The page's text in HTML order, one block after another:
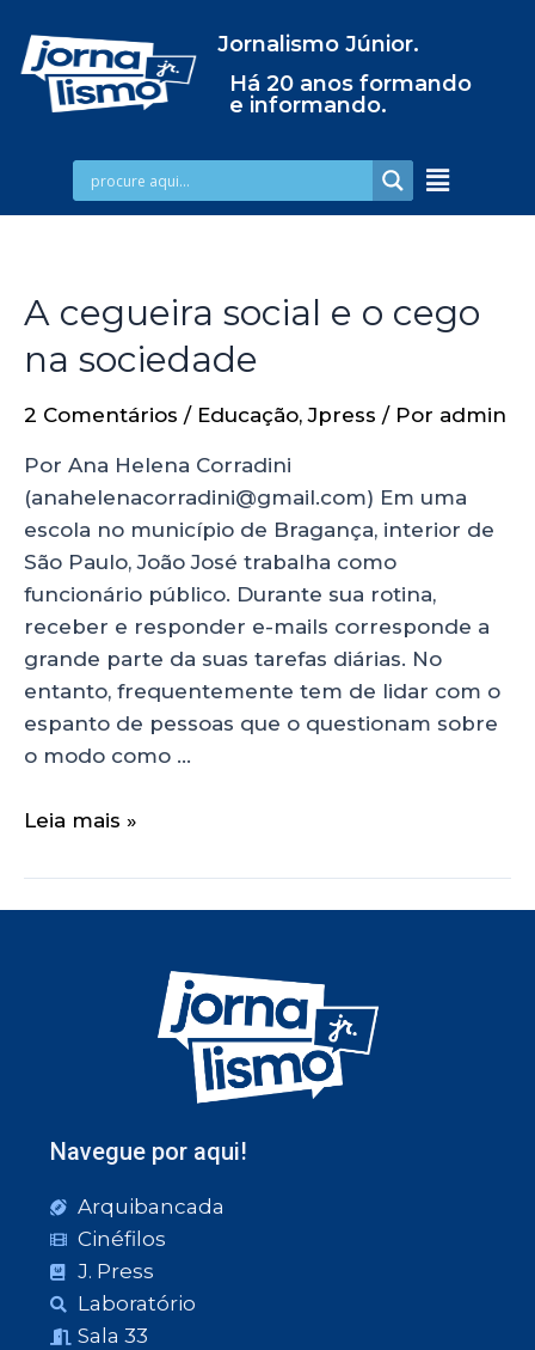
Jornalismo Júnior.
Há 20 anos formando
e informando.
A cegueira social e o cego
na sociedade
2 Comentários / Educação,Jpress / Por admin
Por Ana Helena Corradini
(anahelenacorradini@gmail.com) Em uma
escola no município de Bragança, interior de
São Paulo, João José trabalha como
funcionário público. Durante sua rotina,
receber e responder e-mails corresponde a
grande parte da suas tarefas diárias. No
entanto, frequentemente tem de lidar com o
espanto de pessoas que o questionam sobre
o modo como …
Leia mais »
Navegue por aqui!
Arquibancada
Cinéfilos
J. Press
Laboratório
Sala 33